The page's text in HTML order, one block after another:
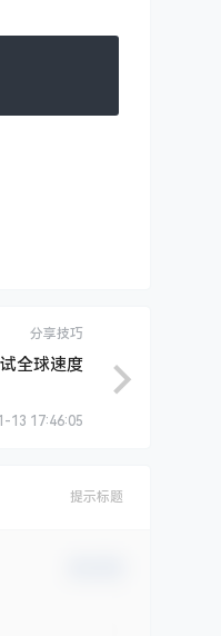
分享技巧
全球速度
13 17:46:05
提示标题